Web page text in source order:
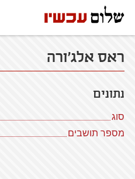
ראס אלג'ורה
נתונים
סוג
מספר תושבים